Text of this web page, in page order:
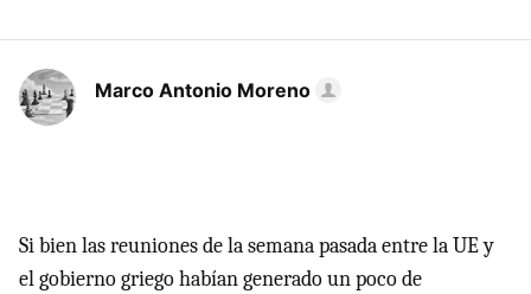
Marco Antonio Moreno
Si bien las reuniones de la semana pasada entre la UE y
el gobierno griego habían generado un poco de